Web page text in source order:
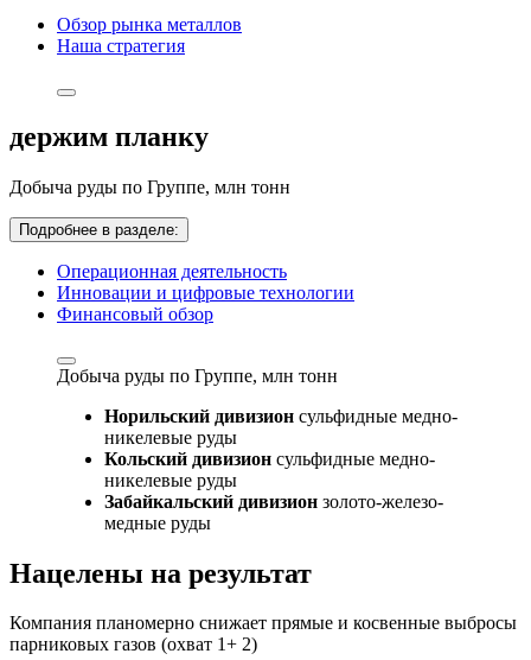
Обзор рынка металлов
Наша стратегия
держим планку
Добыча руды по Группе, млн тонн
Подробнее в разделе:
Операционная деятельность
Инновации и цифровые технологии
Финансовый обзор
Добыча руды по Группе, млн тонн
Норильский дивизион сульфидные медно-
никелевые руды
Кольский дивизион сульфидные медно-
никелевые руды
Забайкальский дивизион золото-железо-
медные руды
Нацелены на результат
Компания планомерно снижает прямые и косвенные выбросы
парниковых газов (охват 1+ 2)